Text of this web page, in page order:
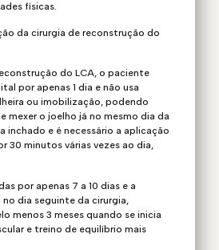
físicas.
da cirurgia de reconstrução do
do LCA, o paciente
por apenas 1 dia e não usa
ou imobilização, podendo
mexer o joelho já no mesmo dia da
inchado e é necessário a aplicação
30 minutos várias vezes ao dia,
por apenas 7 a 10 dias e a
dia seguinte da cirurgia,
menos 3 meses quando se inicia
e treino de equilíbrio mais